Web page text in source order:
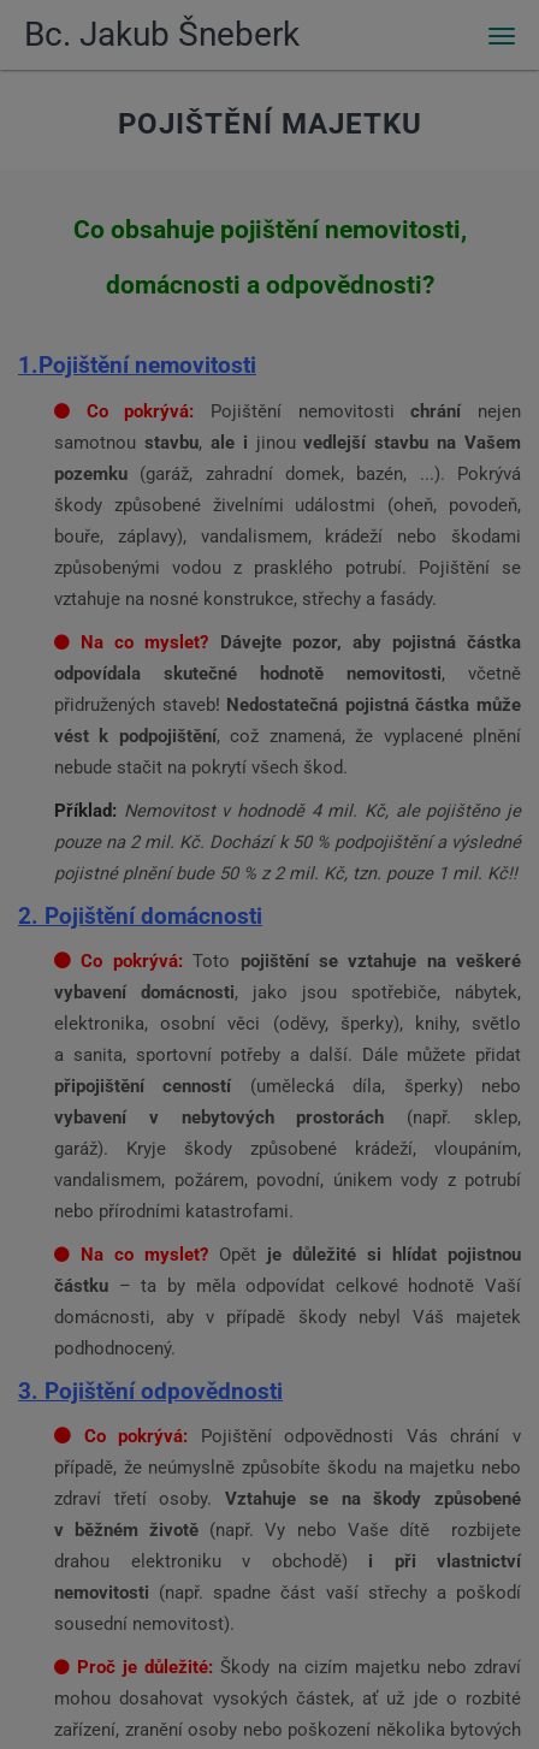
Bc. Jakub Šneberk
POJIŠTĚNÍ MAJETKU
Co obsahuje pojištění nemovitosti,
domácnosti a odpovědnosti?
1.Pojištění nemovitosti
Co pokrývá: Pojištění nemovitostichrání nejen
samotnou stavbu, ale i jinouvedlejší stavbu na Vašem
pozemku (garáž, zahradní domek, bazén, ...). Pokrývá
škody způsobené živelními událostmi (oheň, povodeň,
bouře, záplavy), vandalismem, krádeží nebo škodami
způsobenými vodou z prasklého potrubí. Pojištění se
vztahuje na nosné konstrukce, střechy a fasády.
Na co myslet? Dávejte pozor, aby pojistná částka
odpovídala skutečné hodnotě nemovitosti, včetně
přidružených staveb! Nedostatečná pojistná částka může
vést k podpojištění, což znamená, že vyplacené plnění
nebude stačit na pokrytí všech škod​.
Příklad: Nemovitost v hodnodě 4 mil. Kč, ale pojištěno je
pouze na 2 mil. Kč. Dochází k 50 % podpojištění a výsledné
pojistné plnění bude 50 % z 2 mil. Kč, tzn. pouze 1 mil. Kč!!
2. Pojištění domácnosti
Co pokrývá: Toto pojištění se vztahuje na veškeré
vybavení domácnosti, jako jsou spotřebiče, nábytek,
elektronika, osobní věci (oděvy, šperky), knihy, světlo
a sanita, sportovní potřeby a další. Dále můžete přidat
připojištění cenností (umělecká díla, šperky) nebo
vybavení v nebytových prostorách (např. sklep,
garáž). Kryje škody způsobené krádeží, vloupáním,
vandalismem, požárem, povodní, únikem vody z potrubí
nebo přírodními katastrofami.
Na co myslet? Opět je důležité si hlídat pojistnou
částku – ta by měla odpovídat celkové hodnotě Vaší
domácnosti, aby v případě škody nebyl Váš majetek
podhodnocený.
3. Pojištění odpovědnosti
Co pokrývá: Pojištění odpovědnosti Vás chrání v
případě, že neúmyslně způsobíte škodu na majetku nebo
zdraví třetí osoby.Vztahuje se na škody způsobené
v běžném životě (např. Vy nebo Vaše dítě rozbijete
drahou elektroniku v obchodě) i při vlastnictví
nemovitosti (např. spadne část vaší střechy a poškodí
sousední nemovitost).
Proč je důležité: Škody na cizím majetku nebo zdraví
mohou dosahovat vysokých částek, ať už jde o rozbité
zařízení, zranění osoby nebo poškození několika bytových